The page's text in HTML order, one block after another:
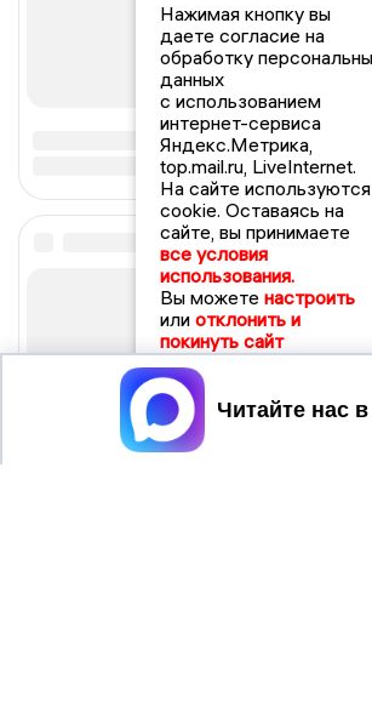
Нажимая кнопку вы
даете согласие на
обработку
данных
с использованием
интернет-сервиса
Яндекс.Метрика,
top.mail.ru, LiveInternet.
На сайте используются
cookie. Оставаясь на
сайте, вы принимаете
все условия
использования.
Вы можете настроить
или отклонить и
покинуть сайт
Принять